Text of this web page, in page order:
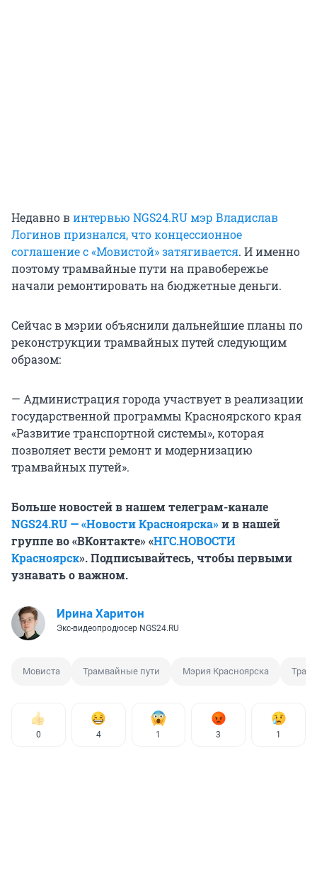
Недавно винтервью NGS24.RU мэр Владислав
Логинов признался, что концессионное
соглашение с «Мовистой» затягивается. И именно
поэтому трамвайные пути на правобережье
начали ремонтировать на бюджетные деньги.
Сейчас в мэрии объяснили дальнейшие планы по
реконструкции трамвайных путей следующим
образом:
— Администрация города участвует в реализации
государственной программы Красноярского края
«Развитие транспортной системы», которая
позволяет вести ремонт и модернизацию
трамвайных путей».
Больше новостей в нашем телеграм-канале
NGS24.RU — «Новости Красноярска»и в нашей
группе во «ВКонтакте» «НГС.НОВОСТИ
Красноярск». Подписывайтесь, чтобы первыми
узнавать о важном.
Ирина Харитон
Экс-видеопродюсер NGS24.RU
Мовиста Трамвайные пути Мэрия Красноярска
0 4 1 3 1